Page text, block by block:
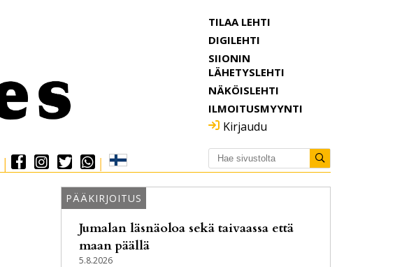
TILAA LEHTI
DIGILEHTI
SIIONIN
LÄHETYSLEHTI
NÄKÖISLEHTI
ILMOITUSMYYNTI
Kirjaudu
PÄÄKIRJOITUS
Jumalan läsnäoloa sekä taivaassa että
maan päällä
5.8.2026